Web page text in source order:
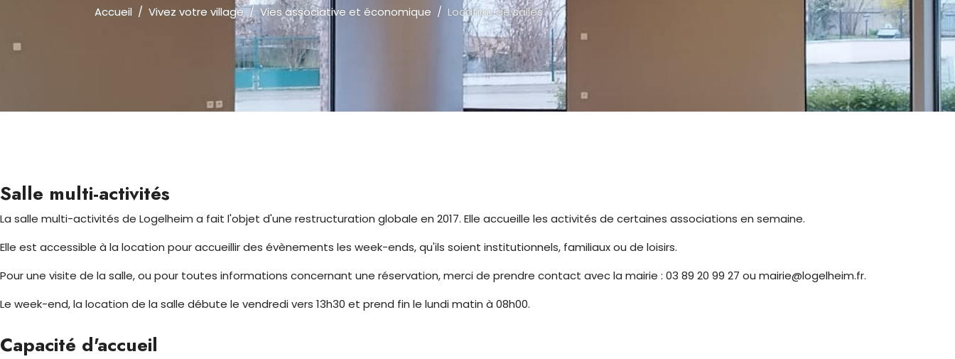
Accueil Vivez votre village Vies associative et économique Location de salles
Salle multi-activités
La salle multi-activités de Logelheim a fait l'objet d'une restructuration globale en 2017. Elle accueille les activités de certaines associations en semaine.
Elle est accessible à la location pour accueillir des évènements les week-ends, qu'ils soient institutionnels, familiaux ou de loisirs.
Pour une visite de la salle, ou pour toutes informations concernant une réservation, merci de prendre contact avec la mairie : 03 89 20 99 27 ou mairie@logelheim.fr.
Le week-end, la location de la salle débute le vendredi vers 13h30 et prend fin le lundi matin à 08h00.
Capacité d'accueil